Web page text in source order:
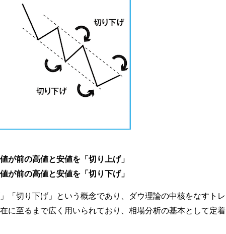
が前の高値と安値を「切り上げ」
が前の高値と安値を「切り下げ」
「切り下げ」という概念であり、ダウ理論の中核をなすトレ
に至るまで広く用いられており、相場分析の基本として定着